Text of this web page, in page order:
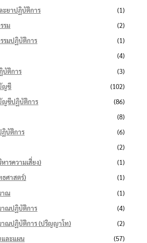
ะยาปฏิบัติการ
(1)
รม
(2)
รมปฏิบัติการ
(1)
(4)
บัติการ
(3)
ญชี
(102)
ญชีปฏิบัติการ
(86)
(8)
ฏิบัติการ
(6)
(2)
ารความเสี่ยง)
(1)
ธศาสตร์)
(1)
าณ
(1)
าณปฏิบัติการ
(4)
าณปฏิบัติการ (ปริญญาโท)
(2)
และแผน
(57)